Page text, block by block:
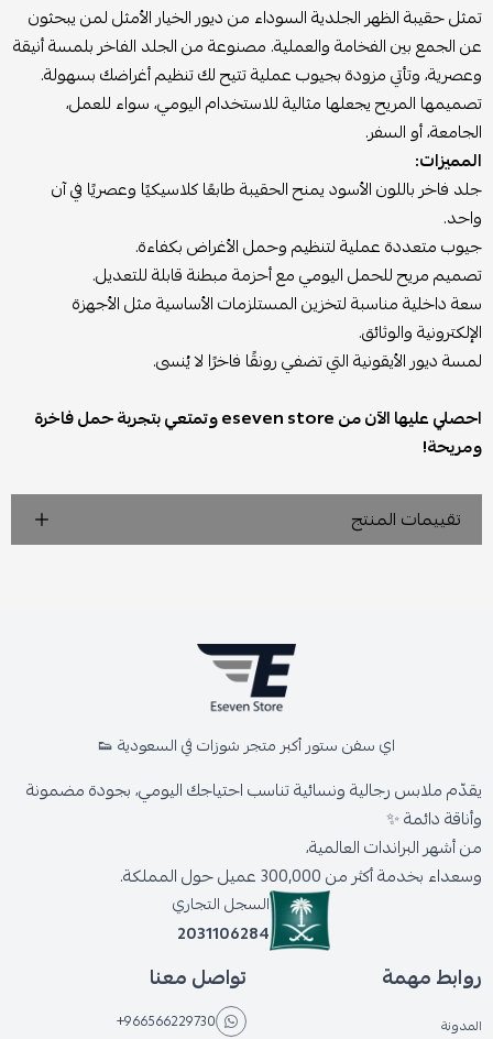
تمثل حقيبة الظهر الجلدية السوداء من ديور الخيار الأمثل لمن يبحثون
عن الجمع بين الفخامة والعملية. مصنوعة من الجلد الفاخر بلمسة أنيقة
وعصرية، وتأتي مزودة بجيوب عملية تتيح لك تنظيم أغراضك بسهولة.
تصميمها المريح يجعلها مثالية للاستخدام اليومي، سواء للعمل،
الجامعة، أو السفر.
المميزات:
جلد فاخر باللون الأسود يمنح الحقيبة طابعًا كلاسيكيًا وعصريًا في آن
واحد.
جيوب متعددة عملية لتنظيم وحمل الأغراض بكفاءة.
تصميم مريح للحمل اليومي مع أحزمة مبطنة قابلة للتعديل.
سعة داخلية مناسبة لتخزين المستلزمات الأساسية مثل الأجهزة
الإلكترونية والوثائق.
لمسة ديور الأيقونية التي تضفي رونقًا فاخرًا لا يُنسى.
احصلي عليها الآن من eseven store وتمتعي بتجربة حمل فاخرة
ومريحة!
تقييمات المنتج
اي سفن ستور أكبر متجر شوزات في السعودية 👟
يقدّم ملابس رجالية ونسائية تناسب احتياجك اليومي، بجودة مضمونة
وأناقة دائمة ✨
من أشهر البراندات العالمية،
وسعداء بخدمة أكثر من 300,000 عميل حول المملكة.
السجل التجاري
2031106284
روابط مهمة
المدونة
تواصل معنا
+966566229730